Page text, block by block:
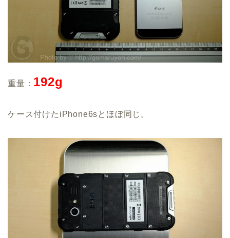
重量： 192g
ケース付けたiPhone6sとほぼ同じ。